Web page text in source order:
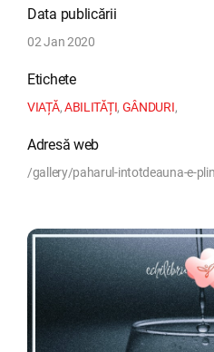
Data publicării
02 Jan 2020
Etichete
VIAȚĂ,ABILITĂȚI, GÂNDURI,
Adresă web
/gallery/paharul-intotdeauna-e-